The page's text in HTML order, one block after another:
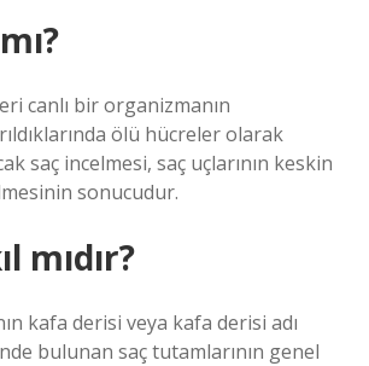
canlı bir organizmanın
ölü hücreler olarak
saç incelmesi, saç uçlarının keskin
sonucudur.
mıdır?
kafa derisi veya kafa derisi adı
bulunan saç tutamlarının genel